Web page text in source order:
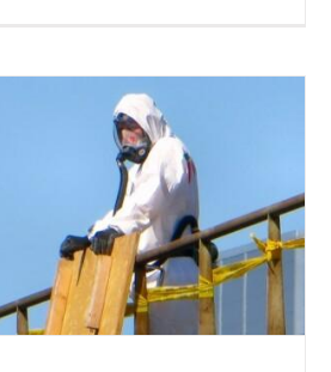
Rijbewijskeuring B
Nieuws Rijbewijskeuringen